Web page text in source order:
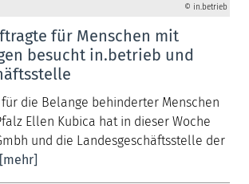
© in.betrieb
für Menschen mit
besucht in.betrieb und
die Belange behinderter Menschen
Ellen Kubica hat in dieser Woche
und die Landesgeschäftsstelle der
[mehr]